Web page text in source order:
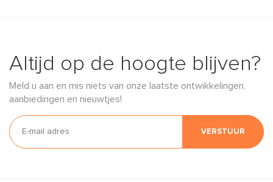
Altijd op de hoogte blijven?
Meld u aan en mis niets van onze laatste ontwikkelingen,
aanbiedingen en nieuwtjes!
VERSTUUR